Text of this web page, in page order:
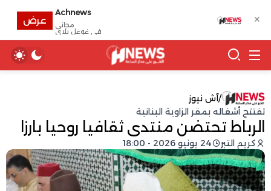
/آش نيوز
تفتتح أشغاله بمقر الزاوية البنانية
الرباط تحتضن منتدى ثقافيا روحيا بارزا
كريم التبر 24 يونيو 2026 - 18:00
✕
Achnews
مجانى
في غوغل بلاي
عرض